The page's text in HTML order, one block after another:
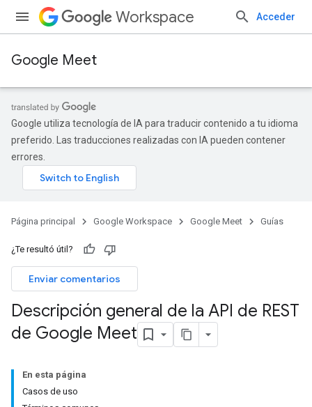
Workspace Acceder
Google Meet
Google utiliza tecnología de IA para traducir contenido a tu idioma
preferido. Las traducciones realizadas con IA pueden contener
errores.
Página principal Google Workspace Google Meet Guías
¿Te resultó útil?
Enviar comentarios
Descripción general de la API de REST
de Google Meet
En esta página
Casos de uso